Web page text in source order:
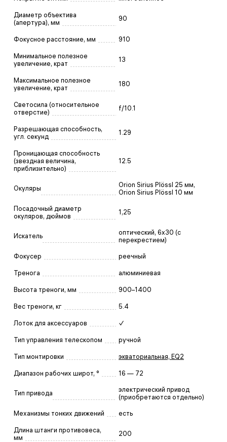
Диаметр объектива
(апертура), мм
90
Фокусное расстояние, мм 910
Минимальное полезное
увеличение, крат
13
Максимальное полезное
увеличение, крат
180
Светосила (относительное
отверстие)
f/10.1
Разрешающая способность,
угл. секунд
1.29
Проницающая способность
(звездная величина,
приблизительно)
12.5
Окуляры
Orion Sirius Plössl 25 мм,
Orion Sirius Plössl 10 мм
Посадочный диаметр
окуляров, дюймов
1,25
Искатель
оптический, 6x30 (с
перекрестием)
Фокусер реечный
Тренога алюминиевая
Высота треноги, мм 900–1400
Вес треноги, кг 5.4
Лоток для аксессуаров ✓
Тип управления телескопом ручной
Тип монтировки экваториальная, EQ2
Диапазон рабочих широт, ° 16 — 72
Тип привода
электрический привод
(приобретаются отдельно)
Механизмы тонких движений есть
Длина штанги противовеса,
мм
200